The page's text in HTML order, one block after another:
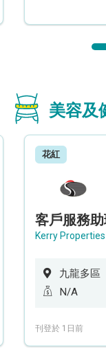
美容及
花紅
客戶服務
Kerry
九龍多區
N/A
刊登於 1日前